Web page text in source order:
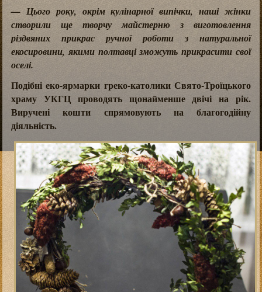
— Цього року, окрім кулінарної випічки, наші жінки
створили ще творчу майстерню з виготовлення
різдвяних прикрас ручної роботи з натуральної
екосировини, якими полтавці зможуть прикрасити свої
оселі.
Подібні еко-ярмарки греко-католики Свято-Троїцького
храму УКГЦ проводять щонайменше двічі на рік.
Виручені кошти спрямовують на благогодійну
діяльність.